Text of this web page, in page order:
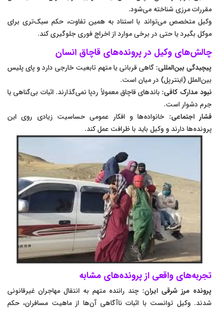
مقررات مرزی شناخته می‌شود.
وکیل متخصص می‌تواند با استناد به همین تفاوت، حکم سبک‌تری برای
موکل بگیرد یا حتی در برخی موارد از اخراج فوری جلوگیری کند.
چالش‌های وکیل در پرونده‌های قاچاق انسان
پیچیدگی بین‌المللی: گاهی قربانی یا متهم تابعیت خارجی دارد و پای پلیس
بین‌الملل (اینترپل) در میان است.
نبود مدارک کافی: باندهای قاچاق معمولاً ردپا نمی‌گذارند. اثبات بی‌گناهی یا
جرم دشوار است.
فشار اجتماعی: خانواده‌ها و افکار عمومی حساسیت زیادی روی این
پرونده‌ها دارند و وکیل باید با ظرافت عمل کند.
تجربه‌های واقعی از پرونده‌های مشابه
پرونده مرز شرقی ایران: چند راننده متهم به انتقال مهاجران غیرقانونی
شدند. وکیل توانست با اثبات ناآگاهی آن‌ها از ماهیت مسافران، حکم